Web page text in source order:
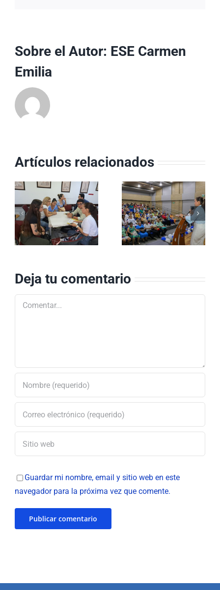
Sobre el Autor: ESE Carmen
Emilia
Artículos relacionados
Equipos
Básicos de
Salud
consolidan su
impacto en los
ESE Carmen
Emilia Ospina
conmemoró el
Día del
Servidor
Deja tu comentario
Comentar
Guardar mi nombre, email y sitio web en este
navegador para la próxima vez que comente.